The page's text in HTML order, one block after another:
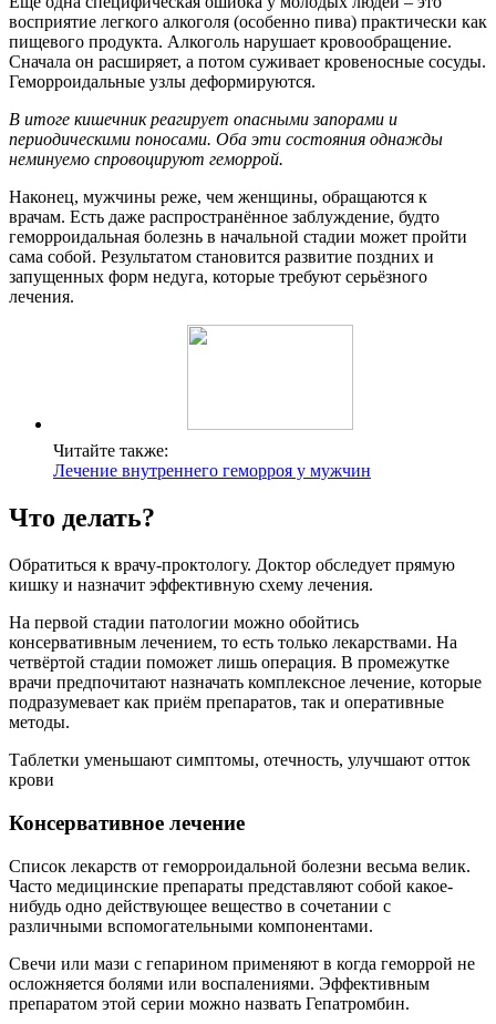
восприятие легкого алкоголя (особенно пива) практически как
пищевого продукта. Алкоголь нарушает кровообращение.
Сначала он расширяет, а потом суживает кровеносные сосуды.
Геморроидальные узлы деформируются.
В итоге кишечник реагирует опасными запорами и
периодическими поносами. Оба эти состояния однажды
неминуемо спровоцируют геморрой.
Наконец, мужчины реже, чем женщины, обращаются к
врачам. Есть даже распространённое заблуждение, будто
геморроидальная болезнь в начальной стадии может пройти
сама собой. Результатом становится развитие поздних и
запущенных форм недуга, которые требуют серьёзного
лечения.
Читайте также:
Лечение внутреннего геморроя у мужчин
Что делать?
Обратиться к врачу-проктологу. Доктор обследует прямую
кишку и назначит эффективную схему лечения.
На первой стадии патологии можно обойтись
консервативным лечением, то есть только лекарствами. На
четвёртой стадии поможет лишь операция. В промежутке
врачи предпочитают назначать комплексное лечение, которые
подразумевает как приём препаратов, так и оперативные
методы.
Таблетки уменьшают симптомы, отечность, улучшают отток
крови
Консервативное лечение
Список лекарств от геморроидальной болезни весьма велик.
Часто медицинские препараты представляют собой какое-
нибудь одно действующее вещество в сочетании с
различными вспомогательными компонентами.
Свечи или мази с гепарином применяют в когда геморрой не
осложняется болями или воспалениями. Эффективным
препаратом этой серии можно назвать Гепатромбин.